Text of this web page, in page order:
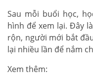
Sau mỗi buổi học,
hình để xem lại. Đây
rộn, người mới bắt
lại nhiều lần để nắm
Xem thêm: